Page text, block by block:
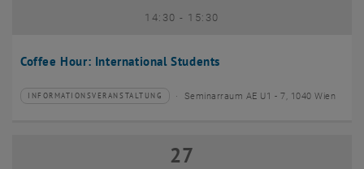
Coffee Hour: International Students
14:30- bis
15:30
Veranstaltungstyp:
INFORMATIONSVERANSTALTUNG
Veranstaltungsort: Seminarraum AE U1 - 7, 1040 Wien
27 Oktober 2026
27